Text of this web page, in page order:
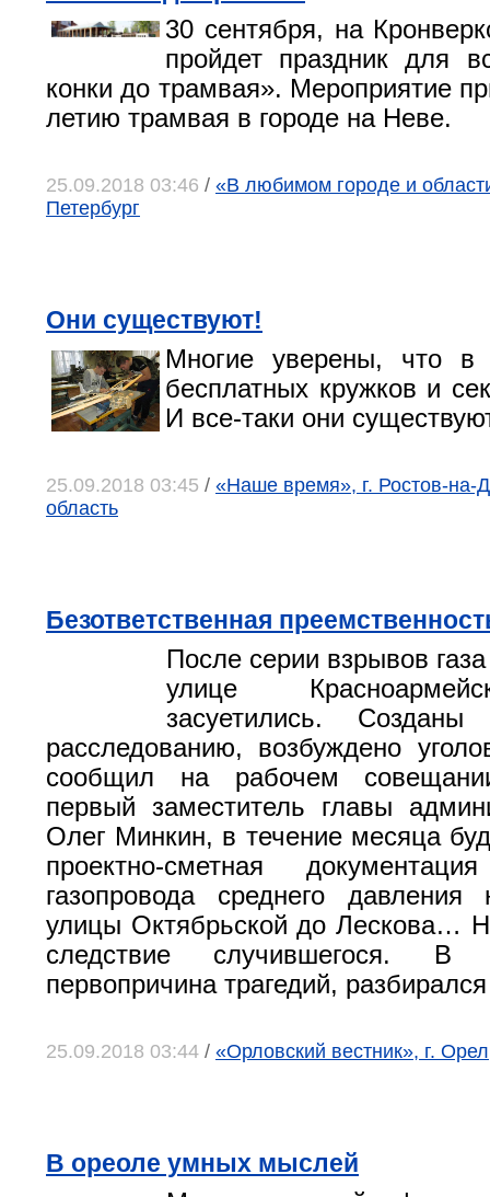
30 сентября, на
пройдет праздник для
конки до трамвая». Мероприятие
летию трамвая в городе на Неве.
25.09.2018 03:46 / «В любимом городе и
Петербург
Они существуют!
Многие уверены, что
бесплатных кружков и
И все-таки они
25.09.2018 03:45 / «Наше время», г. Ростов-на-
область
Безответственная
После серии взрывов
улице
засуетились.
расследованию, возбуждено
сообщил на рабочем
первый заместитель главы
Олег Минкин, в течение месяца
проектно-сметная
газопровода среднего
улицы Октябрьской до Лескова…
следствие случившегося. В
первопричина трагедий,
25.09.2018 03:44 / «Орловский вестник», г.
В ореоле умных мыслей